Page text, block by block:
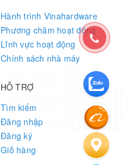
Hành trình Vinahardware
Phương châm hoạt động
Lĩnh vực hoạt động
Chính sách nhà máy
HỖ TRỢ
Tìm kiếm
Đăng nhập
Đăng ký
Giỏ hàng